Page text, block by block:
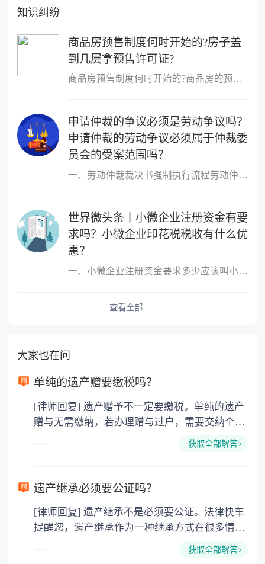
知识纠纷
商品房预售制度何时开始的?房子盖
到几层拿预售许可证?
商品房预售制度何时开始的?商品房的预售制度是在1953年,由香港的霍
申请仲裁的争议必须是劳动争议吗？
申请仲裁的劳动争议必须属于仲裁委
员会的受案范围吗？
一、劳动仲裁裁决书强制执行流程劳动仲裁裁决书强制执行流程如下：1
世界微头条丨小微企业注册资金有要
求吗？小微企业印花税税收有什么优
惠？
一、小微企业注册资金要求多少应该叫小微企业，小微企业的概念跟注
查看全部
大家也在问
单纯的遗产赠要缴税吗？
[律师回复] 遗产赠予不一定要缴税。单纯的遗产
赠与无需缴纳，若办理赠与过户，需要交纳个人
所得税、契税和公证费。赠与过户是没有增值税
要缴纳公证费，具体如下： 1. 公证费：按房
3. 印花税：按房屋评估价的0.05%缴纳 4. 土
地增值税：按房价1%缴纳 5. 房屋产权登记费：
获取全部解答>
遗产继承必须要公证吗？
[律师回复] 遗产继承不是必须要公证。法律快车
提醒您，遗产继承作为一种继承方式在很多情况
下都是不需要公证的，当然，如果需要公正的也
获取全部解答>